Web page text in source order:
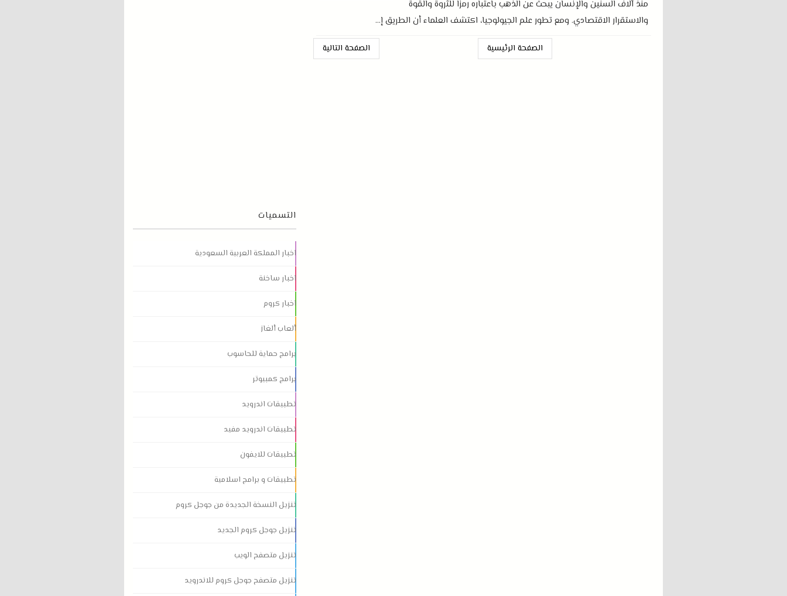
منذ آلاف السنين والإنسان يبحث عن الذهب باعتباره رمزًا للثروة والقوة
والاستقرار الاقتصادي. ومع تطور علم الجيولوجيا، اكتشف العلماء أن الطريق إ...
الصفحة التالية الصفحة الرئيسية
التسميات
اخبار المملكة العربية السعودية
اخبار ساخنة
اخبار كروم
ألعاب ألغاز
برامج حماية للحاسوب
برامج كمبيوتر
تطبيقات اندرويد
تطبيقات اندرويد مفيد
تطبيقات للايفون
تطبيقات و برامج اسلامية
تنزيل النسخة الجديدة من جوجل كروم
تنزيل جوجل كروم الجديد
تنزيل متصفح الويب
تنزيل متصفح جوجل كروم للاندرويد